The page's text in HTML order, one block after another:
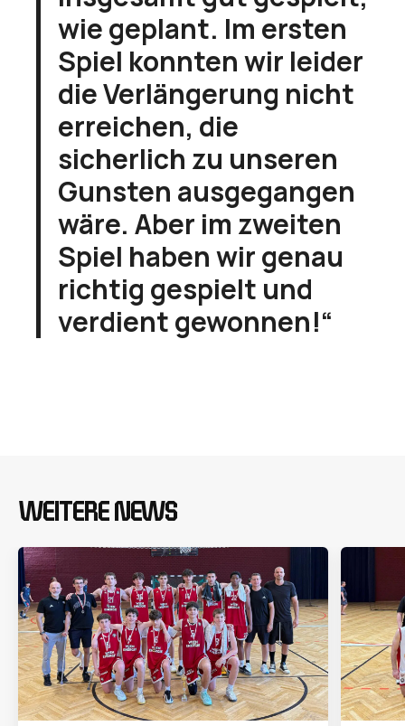
wie geplant. Im ersten
Spiel konnten wir leider
die Verlängerung nicht
erreichen, die
sicherlich zu unseren
Gunsten ausgegangen
wäre. Aber im zweiten
Spiel haben wir genau
richtig gespielt und
verdient gewonnen!“
WEITERE NEWS